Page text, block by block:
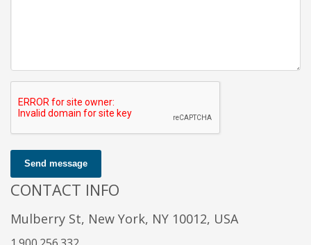
Send message
CONTACT INFO
Mulberry St, New York, NY 10012, USA